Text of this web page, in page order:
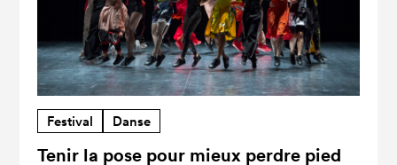
Festival Danse
Tenir la pose pour mieux perdre pied